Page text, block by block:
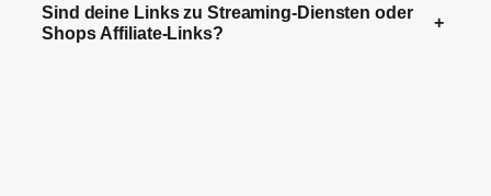
Sind deine Links zu Streaming-Diensten oder
Shops Affiliate-Links?
+